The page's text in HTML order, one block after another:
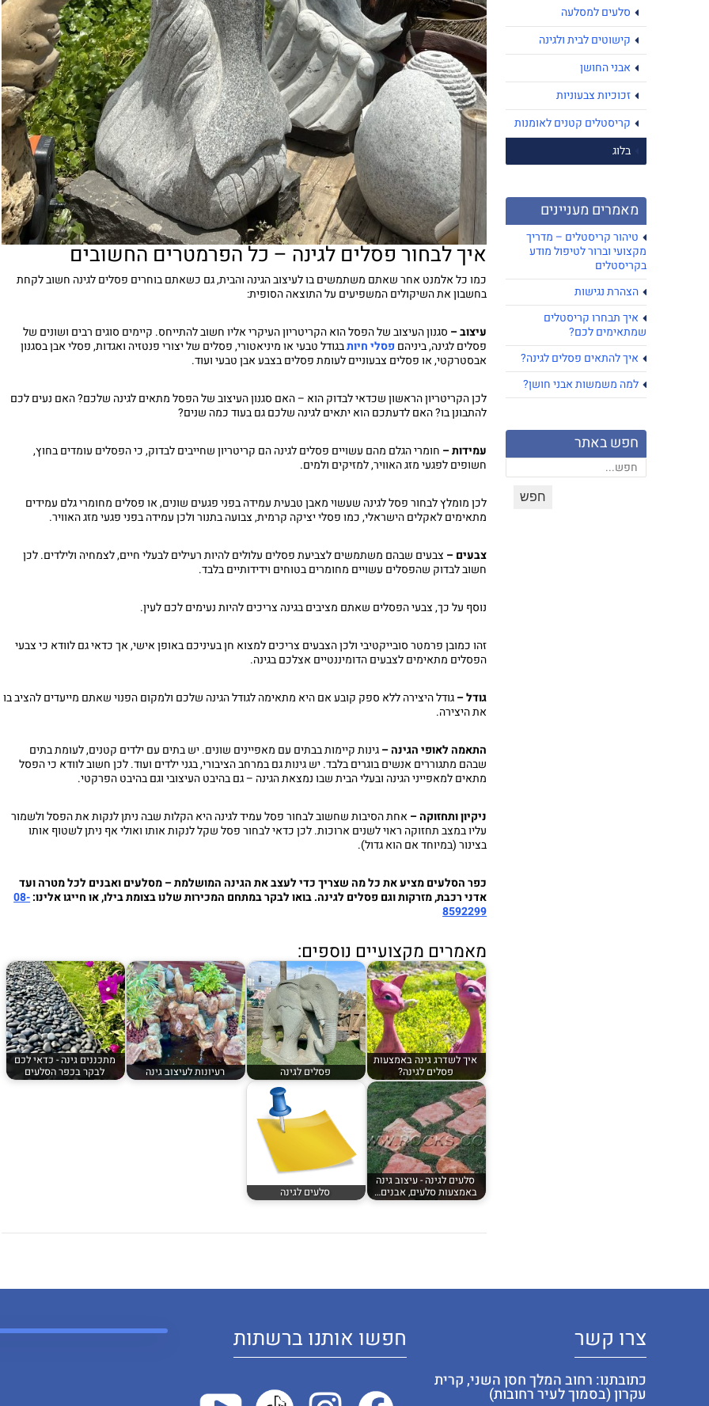
סלעים למסלעה
קישוטים לבית ולגינה
אבני החושן
זכוכיות צבעוניות
קריסטלים קטנים לאומנות
בלוג
מאמרים מעניינים
טיהור קריסטלים – מדריך
מקצועי וברור לטיפול מודע
בקריסטלים
הצהרת נגישות
איך תבחרו קריסטלים
שמתאימים לכם?
איך להתאים פסלים לגינה?
למה משמשות אבני חושן?
חפש באתר
איך לבחור פסלים לגינה – כל הפרמטרים החשובים
כמו כל אלמנט אחר שאתם משתמשים בו לעיצוב הגינה והבית, גם כשאתם בוחרים פסלים לגינה חשוב לקחת
בחשבון את השיקולים המשפיעים על התוצאה הסופית:
עיצוב – סגנון העיצוב של הפסל הוא הקריטריון העיקרי אליו חשוב להתייחס. קיימים סוגים רבים ושונים של
פסלים לגינה, ביניהםפסלי חיותבגודל טבעי או מיניאטורי, פסלים של יצורי פנטזיה ואגדות, פסלי אבן בסגנון
אבסטרקטי, או פסלים צבעוניים לעומת פסלים בצבע אבן טבעי ועוד.
לכן הקריטריון הראשון שכדאי לבדוק הוא – האם סגנון העיצוב של הפסל מתאים לגינה שלכם? האם נעים לכם
להתבונן בו? האם לדעתכם הוא יתאים לגינה שלכם גם בעוד כמה שנים?
עמידות – חומרי הגלם מהם עשויים פסלים לגינה הם קריטריון שחייבים לבדוק, כי הפסלים עומדים בחוץ,
חשופים לפגעי מזג האוויר, למזיקים ולמים.
לכן מומלץ לבחור פסל לגינה שעשוי מאבן טבעית עמידה בפני פגעים שונים, או פסלים מחומרי גלם עמידים
מתאימים לאקלים הישראלי, כמו פסלי יציקה קרמית, צבועה בתנור ולכן עמידה בפני פגעי מזג האוויר.
צבעים – צבעים שבהם משתמשים לצביעת פסלים עלולים להיות רעילים לבעלי חיים, לצמחיה ולילדים. לכן
חשוב לבדוק שהפסלים עשויים מחומרים בטוחים וידידותיים בלבד.
נוסף על כך, צבעי הפסלים שאתם מציבים בגינה צריכים להיות נעימים לכם לעין.
זהו כמובן פרמטר סובייקטיבי ולכן הצבעים צריכים למצוא חן בעיניכם באופן אישי, אך כדאי גם לוודא כי צבעי
הפסלים מתאימים לצבעים הדומיננטיים אצלכם בגינה.
גודל –גודל היצירה ללא ספק קובע אם היא מתאימה לגודל הגינה שלכם ולמקום הפנוי שאתם מייעדים להציב בו
את היצירה.
התאמה לאופי הגינה –גינות קיימות בבתים עם מאפיינים שונים. יש בתים עם ילדים קטנים, לעומת בתים
שבהם מתגוררים אנשים בוגרים בלבד. יש גינות גם במרחב הציבורי, בגני ילדים ועוד. לכן חשוב לוודא כי הפסל
מתאים למאפייני הגינה ובעלי הבית שבו נמצאת הגינה – גם בהיבט העיצובי וגם בהיבט הפרקטי.
ניקיון ותחזוקה – אחת הסיבות שחשוב לבחור פסל עמיד לגינה היא הקלות שבה ניתן לנקות את הפסל ולשמור
עליו במצב תחזוקה ראוי לשנים ארוכות. לכן כדאי לבחור פסל שקל לנקות אותו ואולי אף ניתן לשטוף אותו
בצינור (במיוחד אם הוא גדול).
כפר הסלעים מציע את כל מה שצריך כדי לעצב את הגינה המושלמת – מסלעים ואבנים לכל מטרה ועד
אדני רכבת, מזרקות וגם פסלים לגינה. בואו לבקר במתחם המכירות שלנו בצומת בילו, או חייגו אלינו:08-
8592299
מאמרים מקצועיים נוספים:
איך לשדרג גינה באמצעות
פסלים לגינה?
פסלים לגינה רעיונות לעיצוב גינה
מתכננים גינה - כדאי לכם
לבקר בכפר הסלעים
סלעים לגינה - עיצוב גינה
באמצעות סלעים, אבנים…
סלעים לגינה
צרו קשר
כתובתנו: רחוב המלך חסן השני, קרית
עקרון (בסמוך לעיר רחובות)
חפשו אותנו ברשתות